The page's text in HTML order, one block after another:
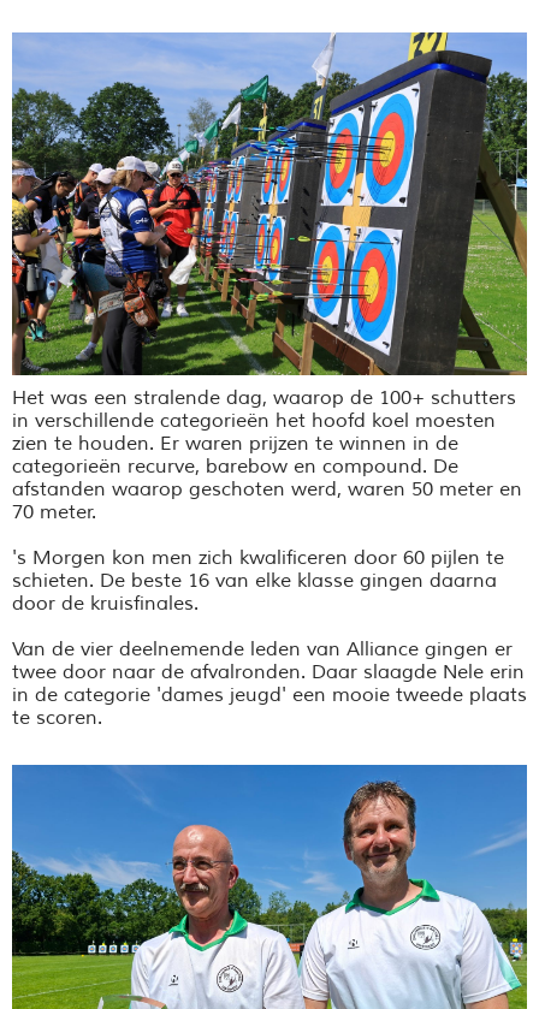
Het was een stralende dag, waarop de 100+ schutters
in verschillende categorieën het hoofd koel moesten
zien te houden. Er waren prijzen te winnen in de
categorieën recurve, barebow en compound. De
afstanden waarop geschoten werd, waren 50 meter en
70 meter.
's Morgen kon men zich kwalificeren door 60 pijlen te
schieten. De beste 16 van elke klasse gingen daarna
door de kruisfinales.
Van de vier deelnemende leden van Alliance gingen er
twee door naar de afvalronden. Daar slaagde Nele erin
in de categorie 'dames jeugd' een mooie tweede plaats
te scoren.